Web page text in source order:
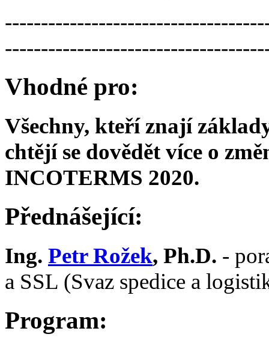
Vhodné pro:
Všechny, kteří znají
chtějí se dovědět více o
INCOTERMS 2020.
Přednášející:
Ing. Petr Rožek, Ph.D. -
a SSL (Svaz spedice a
Program: